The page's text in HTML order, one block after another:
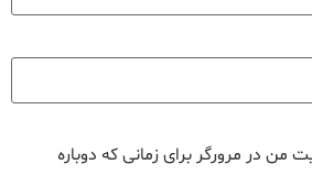
من در مرورگر برای زمانی که دوباره